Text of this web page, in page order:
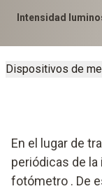
Intensidad
Dispositivos de
En el lugar de
periódicas de
fotómetro . De